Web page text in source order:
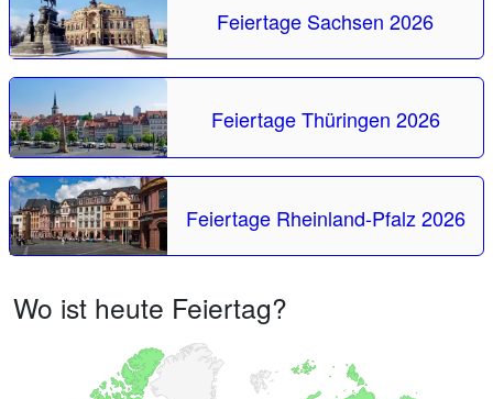
Feiertage Sachsen 2026
Feiertage Thüringen 2026
Feiertage Rheinland-Pfalz 2026
Wo ist heute Feiertag?